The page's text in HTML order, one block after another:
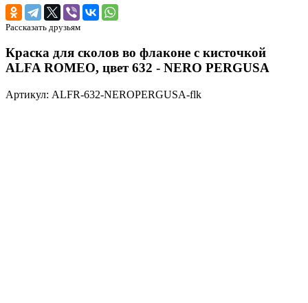
Рассказать друзьям
Краска для сколов во флаконе с кисточкой
ALFA ROMEO, цвет 632 - NERO PERGUSA
Артикул: ALFR-632-NEROPERGUSA-flk